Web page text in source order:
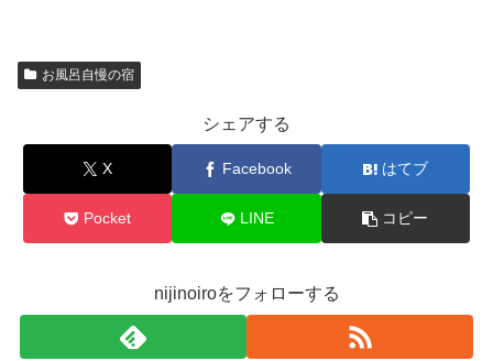
お風呂自慢の宿
シェアする
X Facebook はてブ
Pocket LINE コピー
nijinoiroをフォローする